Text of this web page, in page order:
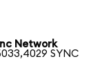
Network
SYNC